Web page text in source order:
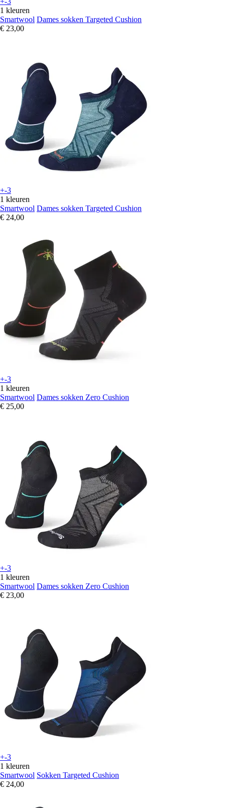
1 kleuren
Smartwool Dames sokken Targeted Cushion
€ 23,00
+-3
1 kleuren
Smartwool Dames sokken Targeted Cushion
€ 24,00
+-3
1 kleuren
Smartwool Dames sokken Zero Cushion
€ 25,00
+-3
1 kleuren
Smartwool Dames sokken Zero Cushion
€ 23,00
+-3
1 kleuren
Smartwool Sokken Targeted Cushion
€ 24,00